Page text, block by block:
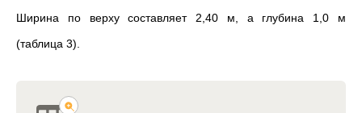
Ширина по верху составляет 2,40 м, а глубина 1,0 м
(таблица 3).